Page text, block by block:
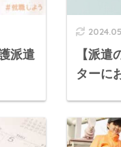
派遣
【派
ターに